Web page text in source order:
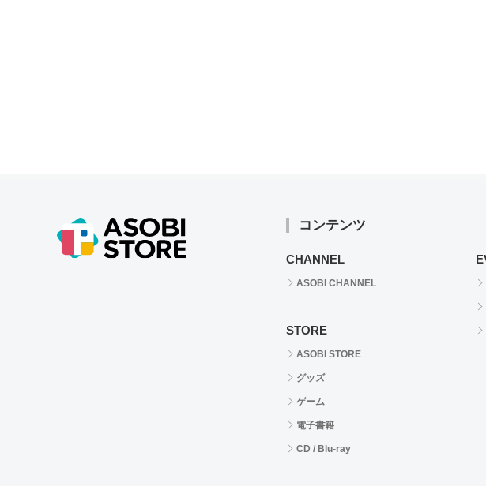
コンテンツ
CHANNEL
ASOBI CHANNEL
STORE
ASOBI STORE
グッズ
ゲーム
電子書籍
CD / Blu-ray